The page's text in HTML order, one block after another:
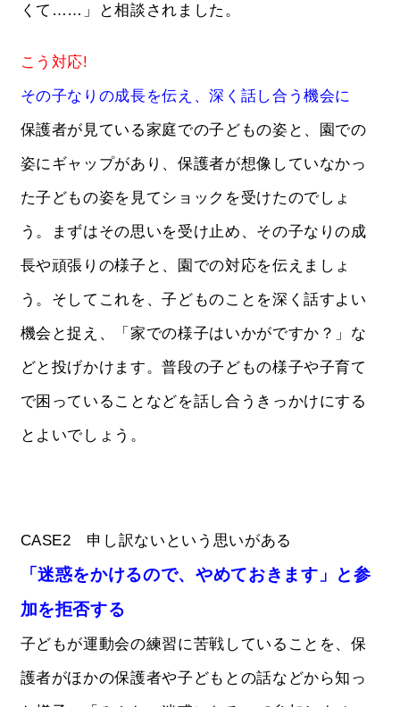
くて……」と相談されました。
こう対応!
その子なりの成長を伝え、深く話し合う機会に
保護者が見ている家庭での子どもの姿と、園での
姿にギャップがあり、保護者が想像していなかっ
た子どもの姿を見てショックを受けたのでしょ
う。まずはその思いを受け止め、その子なりの成
長や頑張りの様子と、園での対応を伝えましょ
う。そしてこれを、子どものことを深く話すよい
機会と捉え、「家での様子はいかがですか？」な
どと投げかけます。普段の子どもの様子や子育て
で困っていることなどを話し合うきっかけにする
とよいでしょう。
CASE2 申し訳ないという思いがある
「迷惑をかけるので、やめておきます」と参
加を拒否する
子どもが運動会の練習に苦戦していることを、保
護者がほかの保護者や子どもとの話などから知っ